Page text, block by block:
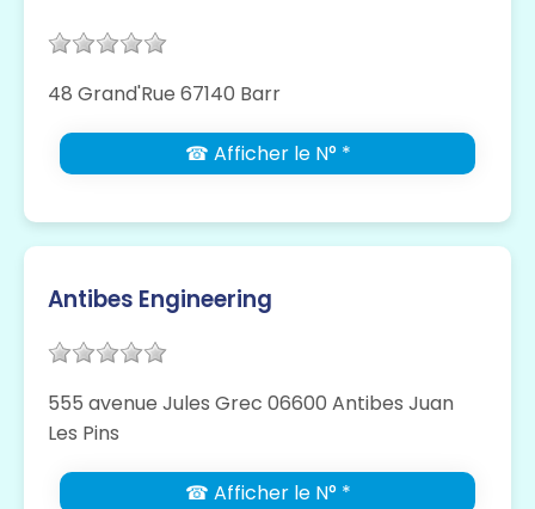
48 Grand'Rue 67140 Barr
☎ Afficher le N° *
Antibes Engineering
555 avenue Jules Grec 06600 Antibes Juan
Les Pins
☎ Afficher le N° *